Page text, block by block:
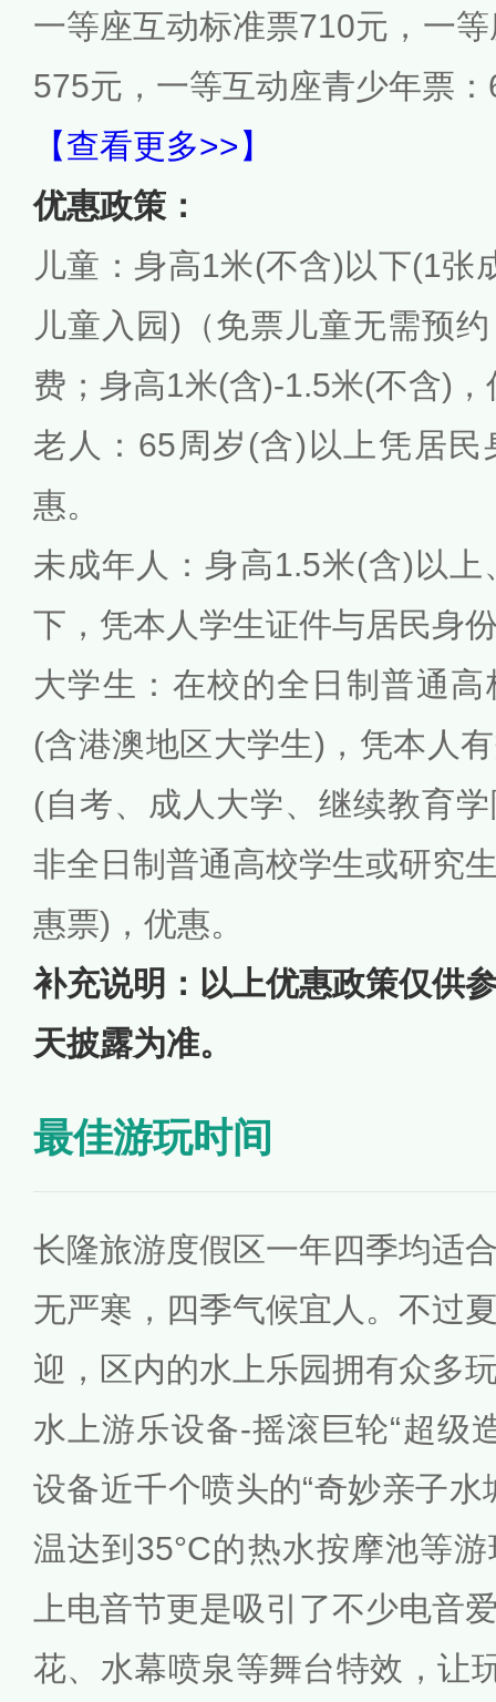
一等座互动标准票710元，一等
575元，一等互动座青少年票
【查看更多>>】
优惠政策：
儿童：身高1米(不含)以下(1张
儿童入园)（免票儿童无需预
费；身高1米(含)-1.5米(不含)，
老人：65周岁(含)以上凭居民
惠。
未成年人：身高1.5米(含)以
下，凭本人学生证件与居民身
大学生：在校的全日制普通
(含港澳地区大学生)，凭本人
(自考、成人大学、继续教育
非全日制普通高校学生或研究
惠票)，优惠。
补充说明：以上优惠政策仅供
天披露为准。
最佳游玩时间
长隆旅游度假区一年四季均适
无严寒，四季气候宜人。不过
迎，区内的水上乐园拥有众多
水上游乐设备-摇滚巨轮“超级
设备近千个喷头的“奇妙亲子水
温达到35°C的热水按摩池等
上电音节更是吸引了不少电音
花、水幕喷泉等舞台特效，让